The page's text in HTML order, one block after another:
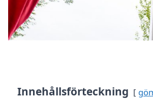
Innehållsförteckning